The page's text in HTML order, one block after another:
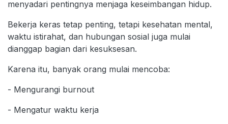
menyadari pentingnya menjaga keseimbangan hidup.
Bekerja keras tetap penting, tetapi kesehatan mental,
waktu istirahat, dan hubungan sosial juga mulai
dianggap bagian dari kesuksesan.
Karena itu, banyak orang mulai mencoba:
- Mengurangi burnout
- Mengatur waktu kerja